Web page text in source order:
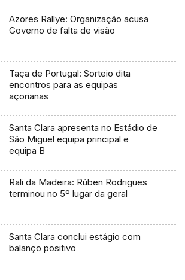
Azores Rallye: Organização acusa
Governo de falta de visão
Taça de Portugal: Sorteio dita
encontros para as equipas
açorianas
Santa Clara apresenta no Estádio de
São Miguel equipa principal e
equipa B
Rali da Madeira: Rúben Rodrigues
terminou no 5º lugar da geral
Santa Clara conclui estágio com
balanço positivo